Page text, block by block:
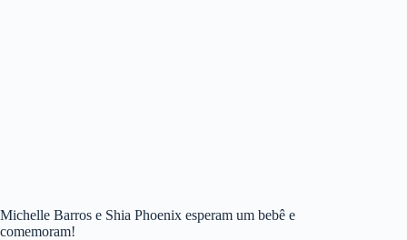
Michelle Barros e Shia Phoenix esperam um bebê e
comemoram!